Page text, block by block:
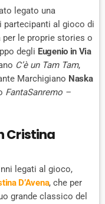
legato una
al gioco di
per le proprie stories o
degli Eugenio in Via
C’è un Tam Tam,
Marchigiano Naska
FantaSanremo –
Cristina
legati al gioco,
D’Avena, che per
grande classico del